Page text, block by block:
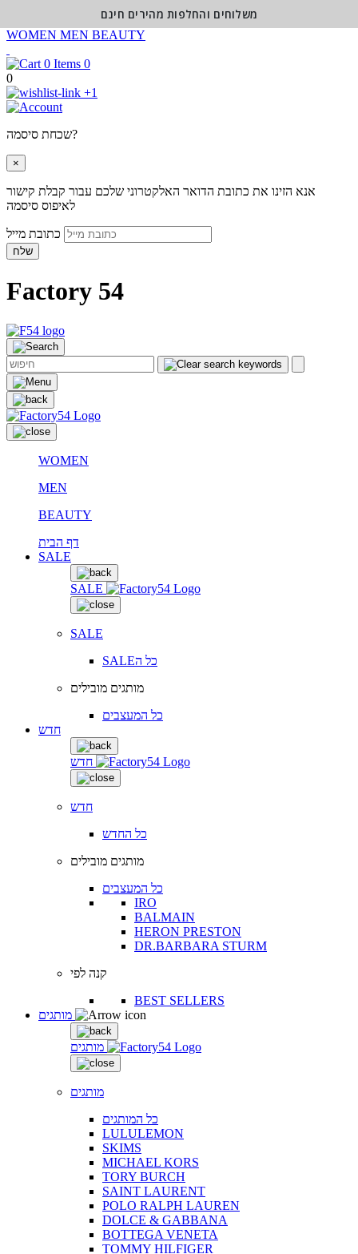
WOMEN MEN BEAUTY
0
0
+1
שכחת סיסמה?
×
אנא הזינו את כתובת הדואר האלקטרוני שלכם עבור קבלת קישור
לאיפוס סיסמה
שלח
Factory 54
WOMEN
MEN
BEAUTY
דף הבית
SALE
SALE
SALE
SALEכל ה
מותגים מובילים
כל המעצבים
חדש
חדש
חדש
כל החדש
מותגים מובילים
כל המעצבים
IRO
BALMAIN
HERON PRESTON
DR.BARBARA STURM
קנה לפי
BEST SELLERS
מותגים
מותגים
כל המותגים
LULULEMON
SKIMS
MICHAEL KORS
TORY BURCH
SAINT LAURENT
POLO RALPH LAUREN
DOLCE & GABBANA
BOTTEGA VENETA
TOMMY HILFIGER
משלוחים והחלפות מהירים חינם